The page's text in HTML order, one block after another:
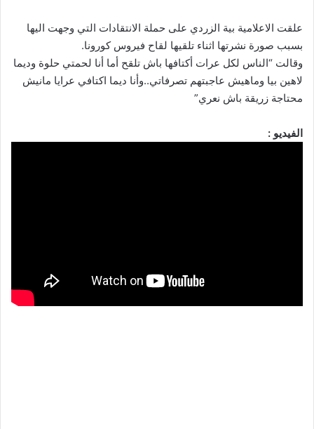
علقت الاعلامية بية الزردي على حملة الانتقادات التي وجهت اليها
بسبب صورة نشرتها اثناء تلقيها لقاح فيروس كورونا.
وقالت “الناس لكل عرات أكتافها باش تلقح أما أنا لحمتي حلوة وديما
لاهين بيا وماهيش عاجبتهم تصرفاتي..وأنا ديما اكتافي عرايا مانيش
محتاجة زريقة باش نعري”
الفيديو :